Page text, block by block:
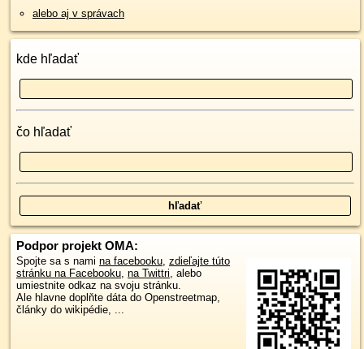
alebo aj v správach
kde hľadať
čo hľadať
Podpor projekt OMA:
Spojte sa s nami na facebooku, zdieľajte túto
stránku na Facebooku, na Twittri, alebo
umiestnite odkaz na svoju stránku.
Ale hlavne doplňte dáta do Openstreetmap,
články do wikipédie, ...